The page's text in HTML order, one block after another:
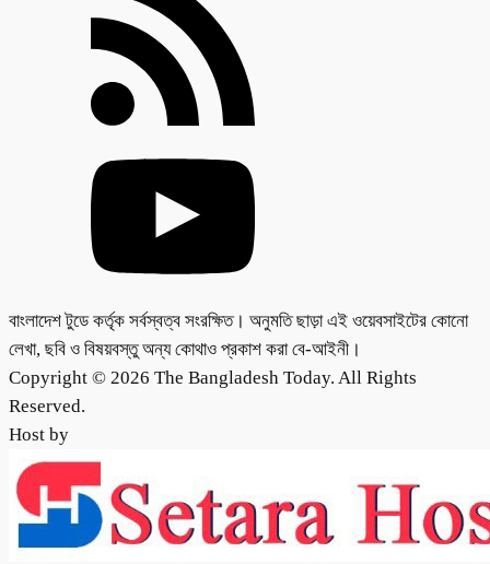
বাংলাদেশ টুডে কর্তৃক সর্বস্বত্ব সংরক্ষিত। অনুমতি ছাড়া এই ওয়েবসাইটের কোনো
লেখা, ছবি ও বিষয়বস্তু অন্য কোথাও প্রকাশ করা বে-আইনী।
Copyright © 2026 The Bangladesh Today. All Rights
Reserved.
Host by